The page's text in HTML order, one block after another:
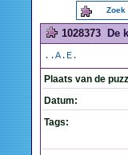
Zoek
1028373 De
..A.E.
Plaats van de
Datum:
Tags: